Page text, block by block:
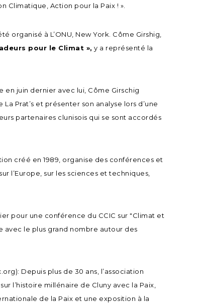
FAIRE UN DON
ADHÉRER
Climatique, Action pour la Paix ! ».
organisé à L’ONU, New York. Côme Girshig,
pour le Climat », y a représenté la
juin dernier avec lui, Côme Girschig
Prat’s et présenter son analyse lors d’une
partenaires clunisois qui se sont accordés
créé en 1989, organise des conférences et
l’Europe, sur les sciences et techniques,
pour une conférence du CCIC sur "Climat et
avec le plus grand nombre autour des
Depuis plus de 30 ans, l’association
l’histoire millénaire de Cluny avec la Paix,
de la Paix et une exposition à la